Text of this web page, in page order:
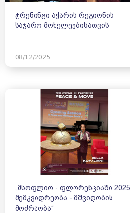
ტრენინგი აჭარის რეგიონის
საჯარო მოხელეებისათვის
08/12/2025
„მსოფლიო - ფლორენციაში 2025,
მემკვიდრეობა - მშვიდობის
მოძრაობა“